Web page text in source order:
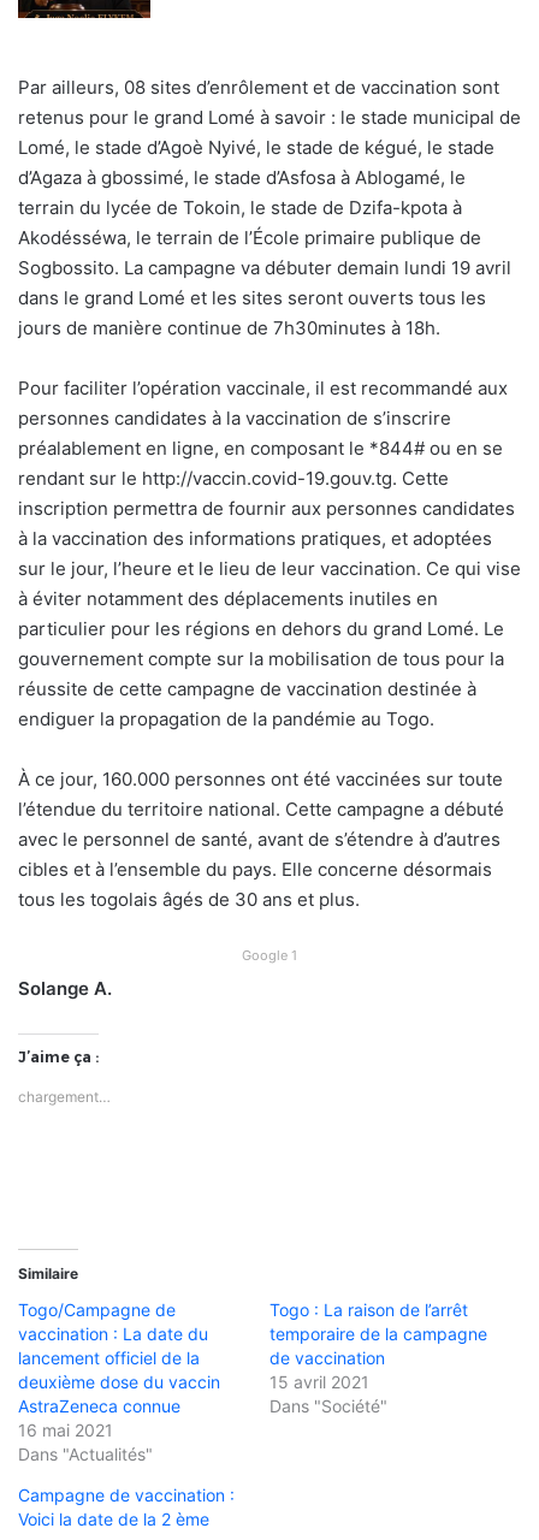
Par ailleurs, 08 sites d’enrôlement et de vaccination sont
retenus pour le grand Lomé à savoir : le stade municipal de
Lomé, le stade d’Agoè Nyivé, le stade de kégué, le stade
d’Agaza à gbossimé, le stade d’Asfosa à Ablogamé, le
terrain du lycée de Tokoin, le stade de Dzifa-kpota à
Akodésséwa, le terrain de l’École primaire publique de
Sogbossito. La campagne va débuter demain lundi 19 avril
dans le grand Lomé et les sites seront ouverts tous les
jours de manière continue de 7h30minutes à 18h.
Pour faciliter l’opération vaccinale, il est recommandé aux
personnes candidates à la vaccination de s’inscrire
préalablement en ligne, en composant le *844# ou en se
rendant sur le http://vaccin.covid-19.gouv.tg. Cette
inscription permettra de fournir aux personnes candidates
à la vaccination des informations pratiques, et adoptées
sur le jour, l’heure et le lieu de leur vaccination. Ce qui vise
à éviter notamment des déplacements inutiles en
particulier pour les régions en dehors du grand Lomé. Le
gouvernement compte sur la mobilisation de tous pour la
réussite de cette campagne de vaccination destinée à
endiguer la propagation de la pandémie au Togo.
À ce jour, 160.000 personnes ont été vaccinées sur toute
l’étendue du territoire national. Cette campagne a débuté
avec le personnel de santé, avant de s’étendre à d’autres
cibles et à l’ensemble du pays. Elle concerne désormais
tous les togolais âgés de 30 ans et plus.
Google 1
Solange A.
J’aime ça :
chargement…
Similaire
Togo/Campagne de
vaccination : La date du
lancement officiel de la
deuxième dose du vaccin
AstraZeneca connue
16 mai 2021
Dans "Actualités"
Togo : La raison de l’arrêt
temporaire de la campagne
de vaccination
15 avril 2021
Dans "Société"
Campagne de vaccination :
Voici la date de la 2 ème